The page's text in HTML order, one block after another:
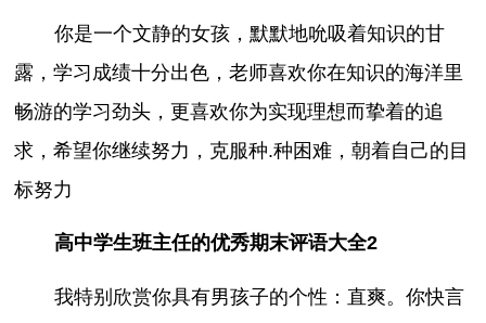
你是一个文静的女孩，默默地吮吸着知识的甘
露，学习成绩十分出色，老师喜欢你在知识的海洋里
畅游的学习劲头，更喜欢你为实现理想而挚着的追
求，希望你继续努力，克服种.种困难，朝着自己的目
标努力
高中学生班主任的优秀期末评语大全2
我特别欣赏你具有男孩子的个性：直爽。你快言